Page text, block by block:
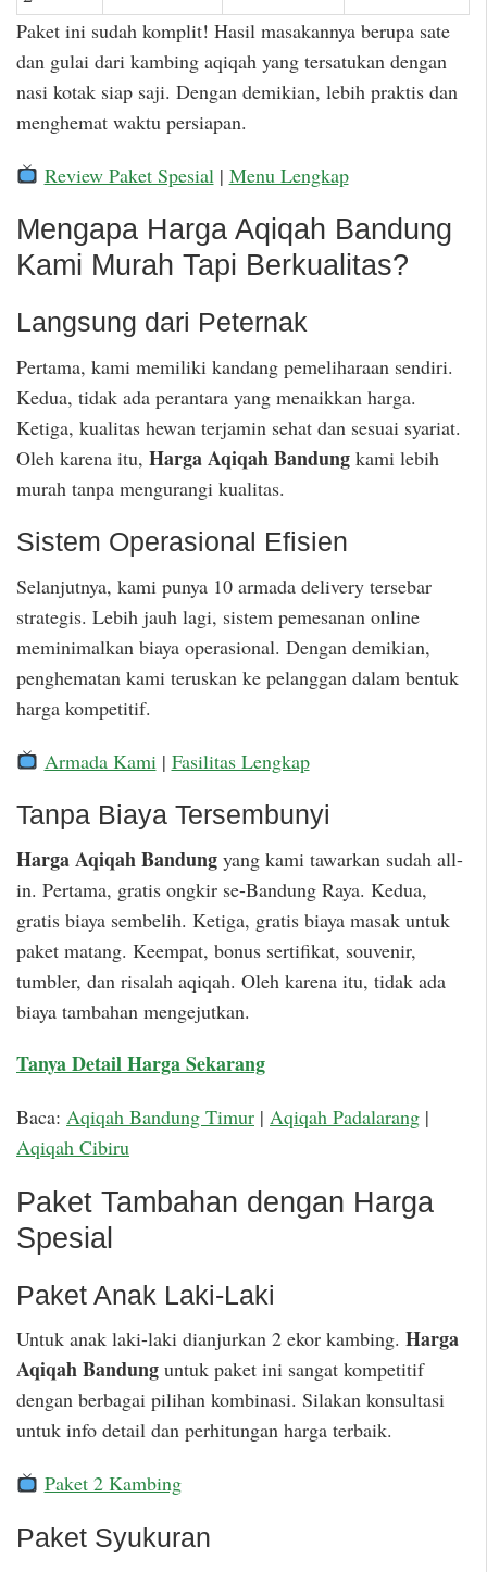
Paket ini sudah komplit! Hasil masakannya berupa sate
dan gulai dari kambing aqiqah yang tersatukan dengan
nasi kotak siap saji. Dengan demikian, lebih praktis dan
menghemat waktu persiapan.
Review Paket Spesial | Menu Lengkap
Mengapa Harga Aqiqah Bandung
Kami Murah Tapi Berkualitas?
Langsung dari Peternak
Pertama, kami memiliki kandang pemeliharaan sendiri.
Kedua, tidak ada perantara yang menaikkan harga.
Ketiga, kualitas hewan terjamin sehat dan sesuai syariat.
Oleh karena itu, Harga Aqiqah Bandung kami lebih
murah tanpa mengurangi kualitas.
Sistem Operasional Efisien
Selanjutnya, kami punya 10 armada delivery tersebar
strategis. Lebih jauh lagi, sistem pemesanan online
meminimalkan biaya operasional. Dengan demikian,
penghematan kami teruskan ke pelanggan dalam bentuk
harga kompetitif.
Armada Kami | Fasilitas Lengkap
Tanpa Biaya Tersembunyi
Harga Aqiqah Bandung yang kami tawarkan sudah all-
in. Pertama, gratis ongkir se-Bandung Raya. Kedua,
gratis biaya sembelih. Ketiga, gratis biaya masak untuk
paket matang. Keempat, bonus sertifikat, souvenir,
tumbler, dan risalah aqiqah. Oleh karena itu, tidak ada
biaya tambahan mengejutkan.
Tanya Detail Harga Sekarang
Baca: Aqiqah Bandung Timur | Aqiqah Padalarang |
Aqiqah Cibiru
Paket Tambahan dengan Harga
Spesial
Paket Anak Laki-Laki
Untuk anak laki-laki dianjurkan 2 ekor kambing. Harga
Aqiqah Bandung untuk paket ini sangat kompetitif
dengan berbagai pilihan kombinasi. Silakan konsultasi
untuk info detail dan perhitungan harga terbaik.
Paket 2 Kambing
Paket Syukuran